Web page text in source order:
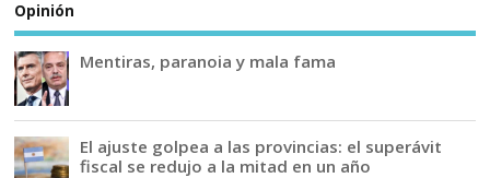
Opinión
Mentiras, paranoia y mala fama
El ajuste golpea a las provincias: el superávit
fiscal se redujo a la mitad en un año